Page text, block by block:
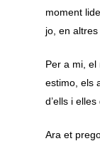
moment
jo, en
Per a mi, el
estimo, els
d’ells i
Ara et